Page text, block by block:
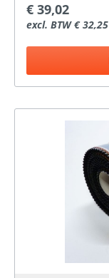
€ 39,02
excl. BTW € 32,25